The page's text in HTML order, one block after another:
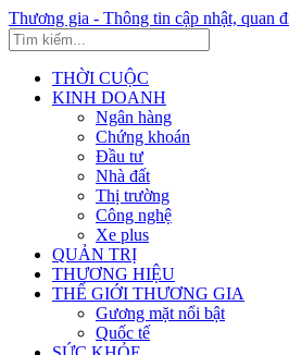
Thương gia - Thông tin cập nhật, quan
THỜI CUỘC
KINH DOANH
Ngân hàng
Chứng khoán
Đầu tư
Nhà đất
Thị trường
Công nghệ
Xe plus
QUẢN TRỊ
THƯƠNG HIỆU
THẾ GIỚI THƯƠNG GIA
Gương mặt nổi bật
Quốc tế